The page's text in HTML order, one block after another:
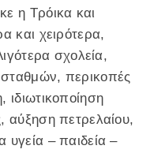
η Τρόικα και
και χειρότερα,
σχολεία,
περικοπές
αύξηση πετρελαίου,
– παιδεία –